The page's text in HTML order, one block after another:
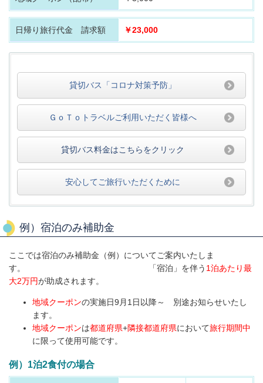
日帰り旅行代金 請求額 ￥23,000
貸切バス「コロナ対策予防」
ＧｏＴｏトラベルご利用いただく皆様へ
貸切バス料金はこちらをクリック
安心してご旅行いただくために
例）宿泊のみ補助金
ここでは宿泊のみ補助金（例）についてご案内いたしま
す。 「宿泊」を伴う 1泊あたり最
大2万円が助成されます。
地域クーポンの実施日9月1日以降～ 別途お知らせいたし
ます。
地域クーポンは都道府県+隣接都道府県において旅行期間中
に限って使用可能です。
例）1泊2食付の場合